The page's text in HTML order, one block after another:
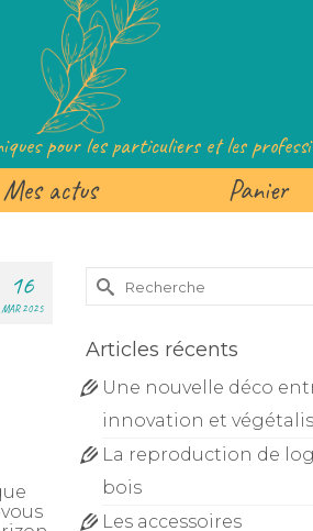
pour les particuliers et les
Mes actus Panier
16
MAR 2025
Rechercher :
Articles récents
Une nouvelle déco
innovation et
La reproduction de
bois
Les accessoires